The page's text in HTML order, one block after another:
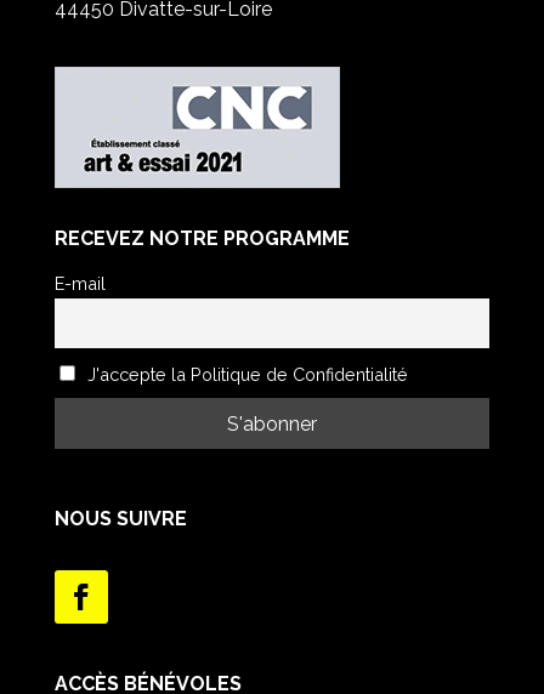
44450 Divatte-sur-Loire
RECEVEZ NOTRE PROGRAMME
E-mail
J'accepte la Politique de Confidentialité
NOUS SUIVRE
ACCÈS BÉNÉVOLES